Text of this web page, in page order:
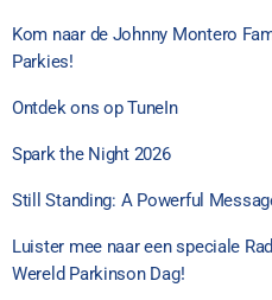
Kom naar de Johnny Montero
Parkies!
Ontdek ons op TuneIn
Spark the Night 2026
Still Standing: A Powerful
Luister mee naar een speciale
Wereld Parkinson Dag!